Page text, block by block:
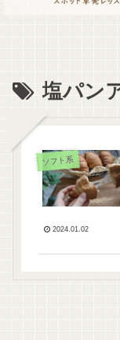
塩パン
ソフト系
2024.01.02